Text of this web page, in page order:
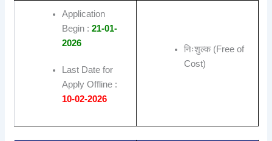
Application
Begin : 21-01-
2026
Last Date for
Apply Offline :
10-02-2026
निःशुल्क (Free of
Cost)